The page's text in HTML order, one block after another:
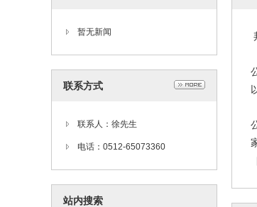
暂无新闻
联系方式
联系人：徐先生
电话：0512-65073360
站内搜索